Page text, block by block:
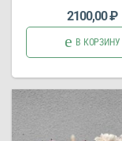
2100,00₽
В КОРЗИНУ